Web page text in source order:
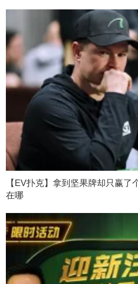
【EV扑克】拿到坚果牌却只赢
在哪